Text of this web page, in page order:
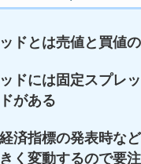
ドとは売値と買値
ドには固定スプレ
がある
済指標の発表時な
きく変動するので要